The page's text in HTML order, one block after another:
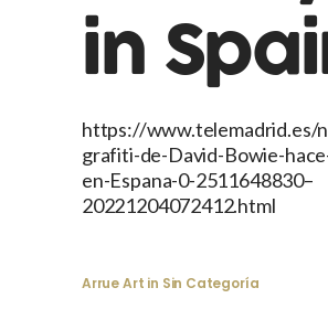
in
https://www.telemadrid.es/
grafiti-de-David-Bowie-
en-Espana-0-2511648830–
20221204072412.html
Arrue Art in Sin Categoría